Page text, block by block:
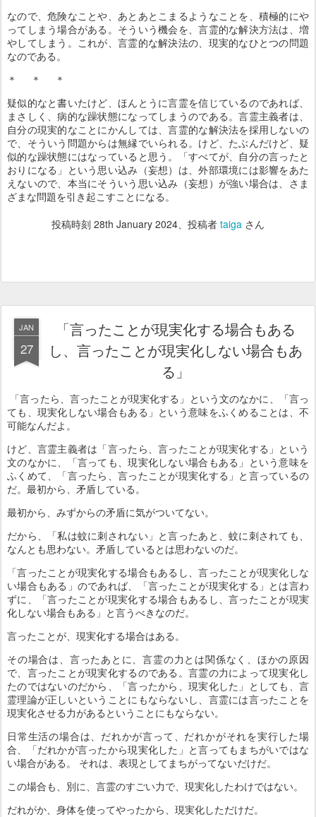
なので、危険なことや、あとあとこまるようなことを、積極的にや
ってしまう場合がある。そういう機会を、言霊的な解決方法は、増
やしてしまう。これが、言霊的な解決法の、現実的なひとつの問題
なのである。
＊ ＊ ＊
疑似的なと書いたけど、ほんとうに言霊を信じているのであれば、
まさしく、病的な躁状態になってしまうのである。言霊主義者は、
自分の現実的なことにかんしては、言霊的な解決法を採用しないの
で、そういう問題からは無縁でいられる。けど、たぶんだけど、疑
似的な躁状態にはなっていると思う。「すべてが、自分の言ったと
おりになる」という思い込み（妄想）は、外部環境には影響をあた
えないので、本当にそういう思い込み（妄想）が強い場合は、さま
ざまな問題を引き起こすことになる。
投稿時刻 28th January 2024、投稿者 taiga さん
JAN
27
「言ったことが現実化する場合もある
し、言ったことが現実化しない場合もあ
る」
「言ったら、言ったことが現実化する」という文のなかに、「言っ
ても、現実化しない場合もある」という意味をふくめることは、不
可能なんだよ。
けど、言霊主義者は「言ったら、言ったことが現実化する」という
文のなかに、「言っても、現実化しない場合もある」という意味を
ふくめて、「言ったら、言ったことが現実化する」と言っているの
だ。最初から、矛盾している。
最初から、みずからの矛盾に気がついてない。
だから、「私は蚊に刺されない」と言ったあと、蚊に刺されても、
なんとも思わない。矛盾しているとは思わないのだ。
「言ったことが現実化する場合もあるし、言ったことが現実化しな
い場合もある」のであれば、「言ったことが現実化する」とは言わ
ずに、「言ったことが現実化する場合もあるし、言ったことが現実
化しない場合もある」と言うべきなのだ。
言ったことが、現実化する場合はある。
その場合は、言ったあとに、言霊の力とは関係なく、ほかの原因
で、言ったことが現実化するのである。言霊の力によって現実化し
たのではないのだから、「言ったから、現実化した」としても、言
霊理論が正しいということにもならないし、言霊には言ったことを
現実化させる力があるということにもならない。
日常生活の場合は、だれかが言って、だれかがそれを実行した場
合、「だれかが言ったから現実化した」と言ってもまちがいではな
い場合がある。 それは、表現としてまちがってないだけだ。
この場合も、別に、言霊のすごい力で、現実化したわけではない。
だれがか、身体を使ってやったから、現実化しただけだ。